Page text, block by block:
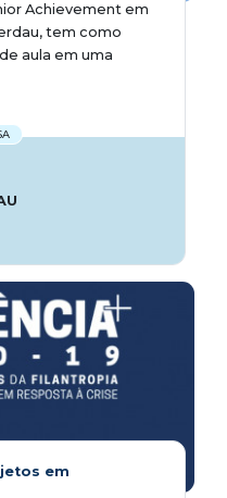
Achievement em
tem como
aula em uma
em